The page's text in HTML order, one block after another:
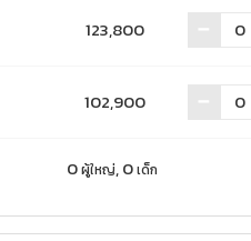
123,800
102,900
0ผู้ใหญ่,0เด็ก